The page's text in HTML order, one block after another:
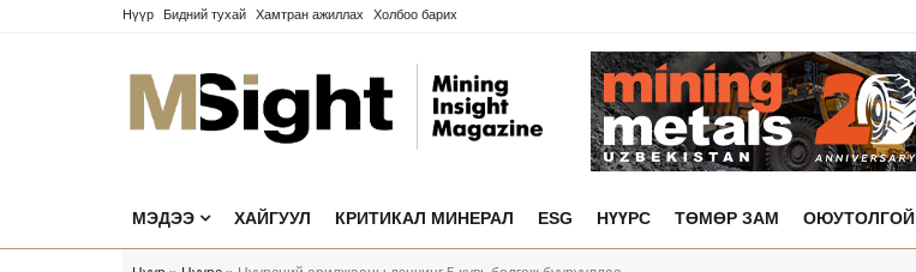
Нүүр Бидний тухай Хамтран ажиллах Холбоо барих
МЭДЭЭ ХАЙГУУЛ КРИТИКАЛ МИНЕРАЛ ESG НҮҮРС ТӨМӨР ЗАМ ОЮУТОЛГОЙ